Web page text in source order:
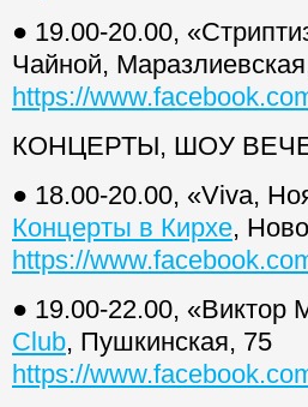
● 19.00-20.00,
Чайной,
https://
КОНЦЕРТЫ, ШОУ
● 18.00-20.00, «Viva,
Концерты в Кирхе,
https://
● 19.00-22.00, «Виктор
Club, Пушкинская, 75
https://